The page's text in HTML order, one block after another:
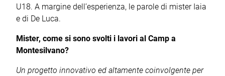
U18. A margine dell’esperienza, le parole di mister Iaia
e di De Luca.
Mister, come si sono svolti i lavori al Camp a
Montesilvano?
Un progetto innovativo ed altamente coinvolgente per